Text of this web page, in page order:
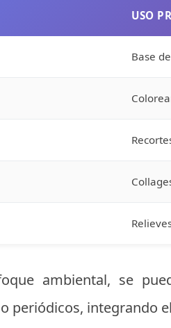
USO
Base
ambiental, se
periódicos, integrando